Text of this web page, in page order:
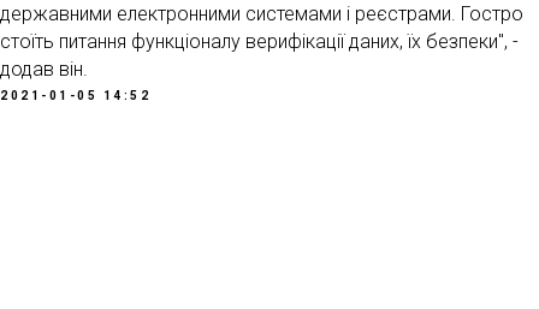
державними електронними системами і реєстрами. Гостро
стоїть питання функціоналу верифікації даних, їх безпеки", -
додав він.
2021-01-05 14:52